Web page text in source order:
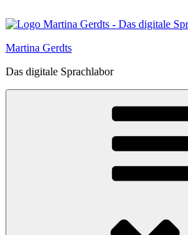
to
Martina Gerdts
Das digitale Sprachlabor